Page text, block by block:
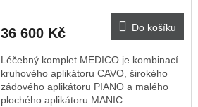
36 600 Kč Do košíku
Léčebný komplet MEDICO je kombinací
kruhového aplikátoru CAVO, širokého
zádového aplikátoru PIANO a malého
plochého aplikátoru MANIC.